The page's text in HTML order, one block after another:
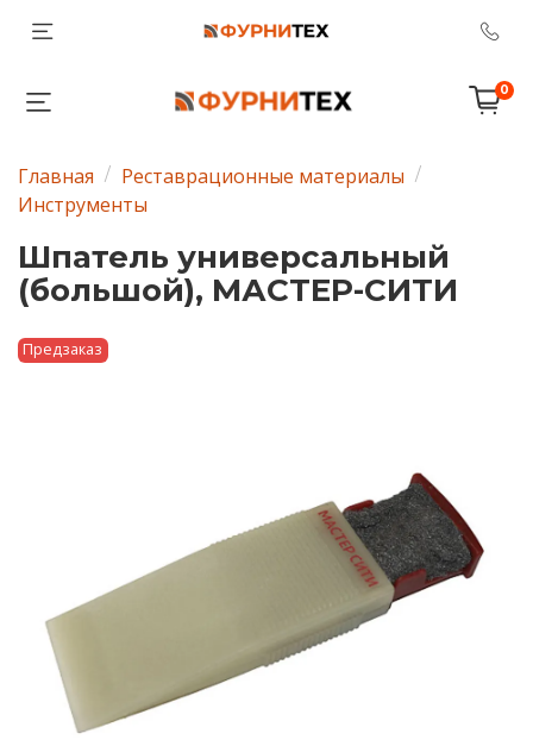
0
Главная
Реставрационные материалы
Инструменты
Шпатель универсальный
(большой), МАСТЕР-СИТИ
Предзаказ